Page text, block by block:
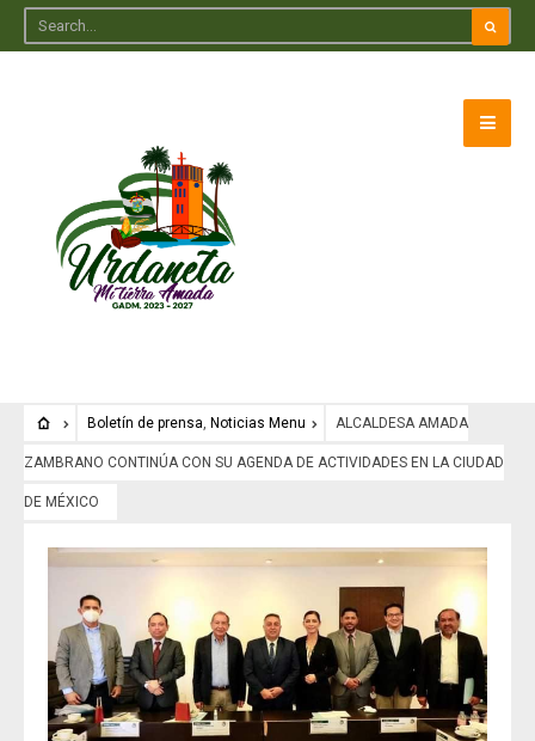
Boletín de prensa, Noticias Menu ALCALDESA AMADA
ZAMBRANO CONTINÚA CON SU AGENDA DE ACTIVIDADES EN LA CIUDAD
DE MÉXICO